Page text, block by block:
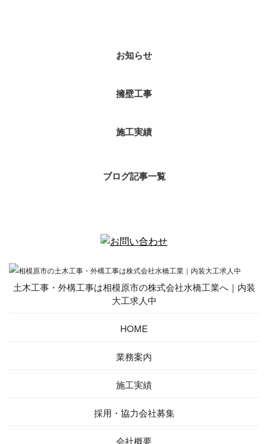
お知らせ
擁壁工事
施工実績
ブログ記事一覧
土木工事・外構工事は相模原市の株式会社水橋工業へ｜内装
大工求人中
HOME
業務案内
施工実績
採用・協力会社募集
会社概要